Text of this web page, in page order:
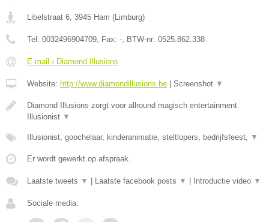
Libelstraat 6 3945 Ham (Limburg)
Tel: 0032496904709 , Fax: - , BTW-nr: 0525.862.338
E-mail › Diamond Illusions
Website: http://www.diamondillusions.be | Screenshot ▼
Diamond Illusions zorgt voor allround magisch entertainment.
Illusionist ▼
Illusionist, goochelaar, kinderanimatie, steltlopers, bedrijfsfeest, ▼
Er wordt gewerkt op afspraak.
Laatste tweets ▼ | Laatste facebook posts ▼ | Introductie video ▼
Sociale media: